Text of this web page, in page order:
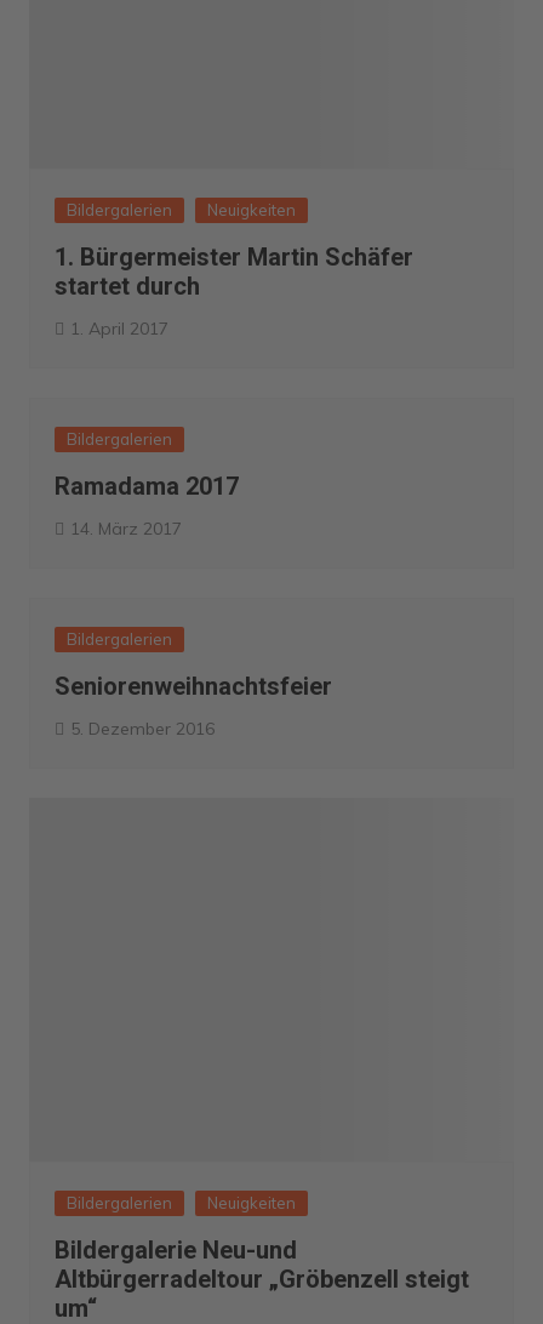
Bildergalerien Neuigkeiten
1. Bürgermeister Martin Schäfer
startet durch
1. April 2017
Bildergalerien
Ramadama 2017
14. März 2017
Bildergalerien
Seniorenweihnachtsfeier
5. Dezember 2016
Bildergalerien Neuigkeiten
Bildergalerie Neu-und
Altbürgerradeltour „Gröbenzell steigt
um“